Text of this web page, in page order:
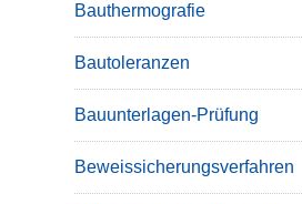
Bauthermografie
Bautoleranzen
Bauunterlagen-Prüfung
Beweissicherungsverfahren